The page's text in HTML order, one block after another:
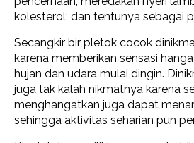
kolesterol; dan tentunya sebagai
Secangkir bir pletok cocok
karena memberikan sensasi
hujan dan udara mulai dingin.
juga tak kalah nikmatnya karena
menghangatkan juga dapat
sehingga aktivitas seharian pun